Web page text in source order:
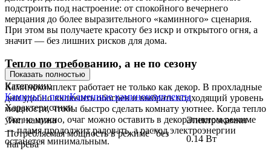
подстроить под настроение: от спокойного вечернего
мерцания до более выразительного «каминного» сценария.
При этом вы получаете красоту без искр и открытого огня, а
значит — без лишних рисков для дома.
Тепло по требованию, а не по сезону
Каминокомплект работает не только как декор. В прохладные
дни удобно включить обогрев и выбрать подходящий уровень
мощности, чтобы быстро сделать комнату уютнее. Когда тепло
уже не нужно, очаг можно оставить в декоративном режиме
— пламя продолжит радовать, а расход электроэнергии
останется минимальным.
Показать полностью
Категории:
Камины и печиКаменные каминокомплекты
Характеристики
Тип камина
Электрокамин
Потребляемая мощность в режиме "без
нагрева"
0.14 Вт